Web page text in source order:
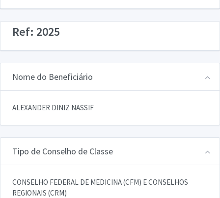
Ref: 2025
Nome do Beneficiário
ALEXANDER DINIZ NASSIF
Tipo de Conselho de Classe
CONSELHO FEDERAL DE MEDICINA (CFM) E CONSELHOS
REGIONAIS (CRM)